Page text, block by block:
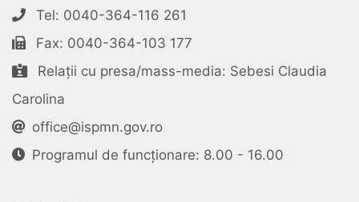
Tel: 0040-364-116 261
Fax: 0040-364-103 177
Relații cu presa/mass-media: Sebesi Claudia
Carolina
office@ispmn.gov.ro
Programul de funcționare: 8.00 - 16.00